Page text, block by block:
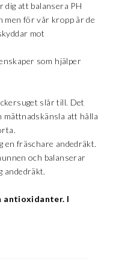
att balansera PH
men för vår kropp är de
mot
som hjälper
slår till. Det
mättnadskänsla att hålla
en fräschare andedräkt.
och balanserar
andedräkt.
antioxidanter. I